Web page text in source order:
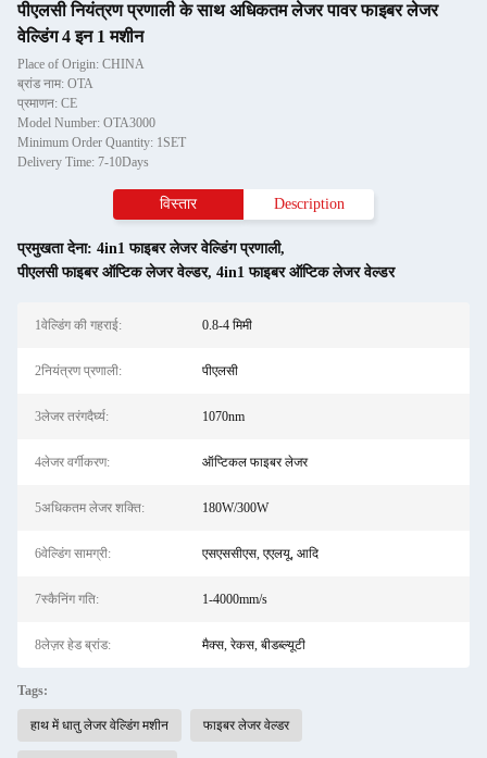
पीएलसी नियंत्रण प्रणाली के साथ अधिकतम लेजर पावर फाइबर लेजर
वेल्डिंग 4 इन 1 मशीन
Place of Origin: CHINA
ब्रांड नाम: OTA
प्रमाणन: CE
Model Number: OTA3000
Minimum Order Quantity: 1SET
Delivery Time: 7-10Days
विस्तार Description
प्रमुखता देना: 4in1 फाइबर लेजर वेल्डिंग प्रणाली,
पीएलसी फाइबर ऑप्टिक लेजर वेल्डर, 4in1 फाइबर ऑप्टिक लेजर वेल्डर
1वेल्डिंग की गहराई: 0.8-4 मिमी
2नियंत्रण प्रणाली: पीएलसी
3लेजर तरंगदैर्घ्य: 1070nm
4लेजर वर्गीकरण: ऑप्टिकल फाइबर लेजर
5अधिकतम लेजर शक्ति: 180W/300W
6वेल्डिंग सामग्री: एसएससीएस, एएलयू, आदि
7स्कैनिंग गति: 1-4000mm/s
8लेज़र हेड ब्रांड: मैक्स, रेकस, बीडब्ल्यूटी
Tags:
हाथ में धातु लेजर वेल्डिंग मशीन फाइबर लेजर वेल्डर